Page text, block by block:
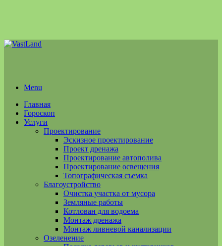
Menu
Главная
Гороскоп
Услуги
Проектирование
Эскизное проектирование
Проект дренажа
Проектирование автополива
Проектирование освещения
Топографическая съемка
Благоустройство
Очистка участка от мусора
Земляные работы
Котлован для водоема
Монтаж дренажа
Монтаж ливневой канализации
Озеленение